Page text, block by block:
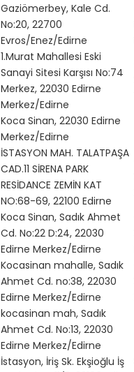
Gaziömerbey, Kale Cd.
No:20, 22700
Evros/Enez/Edirne
1.Murat Mahallesi Eski
Sanayi Sitesi Karşısı No:74
Merkez, 22030 Edirne
Merkez/Edirne
Koca Sinan, 22030 Edirne
Merkez/Edirne
İSTASYON MAH. TALATPAŞA
CAD.11 SİRENA PARK
RESİDANCE ZEMİN KAT
NO:68-69, 22100 Edirne
Koca Sinan, Sadık Ahmet
Cd. No:22 D:24, 22030
Edirne Merkez/Edirne
Kocasinan mahalle, Sadık
Ahmet Cd. no:38, 22030
Edirne Merkez/Edirne
kocasinan mah, Sadık
Ahmet Cd. No:13, 22030
Edirne Merkez/Edirne
İstasyon, İriş Sk. Ekşioğlu İş